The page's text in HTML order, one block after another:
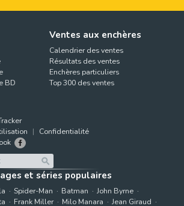
BD
Ventes aux enchères
Calendrier des ventes
Résultats des ventes
Enchères particuliers
Top 300 des ventes
Confidentialité
et séries populaires
Spider-Man Batman
John Byrne
Frank Miller Milo Manara
Jean Giraud